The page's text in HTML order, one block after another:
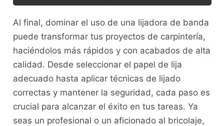
Al final, dominar el uso de una lijadora de banda
puede transformar tus proyectos de carpintería,
haciéndolos más rápidos y con acabados de alta
calidad. Desde seleccionar el papel de lija
adecuado hasta aplicar técnicas de lijado
correctas y mantener la seguridad, cada paso es
crucial para alcanzar el éxito en tus tareas. Ya
seas un profesional o un aficionado al bricolaje,